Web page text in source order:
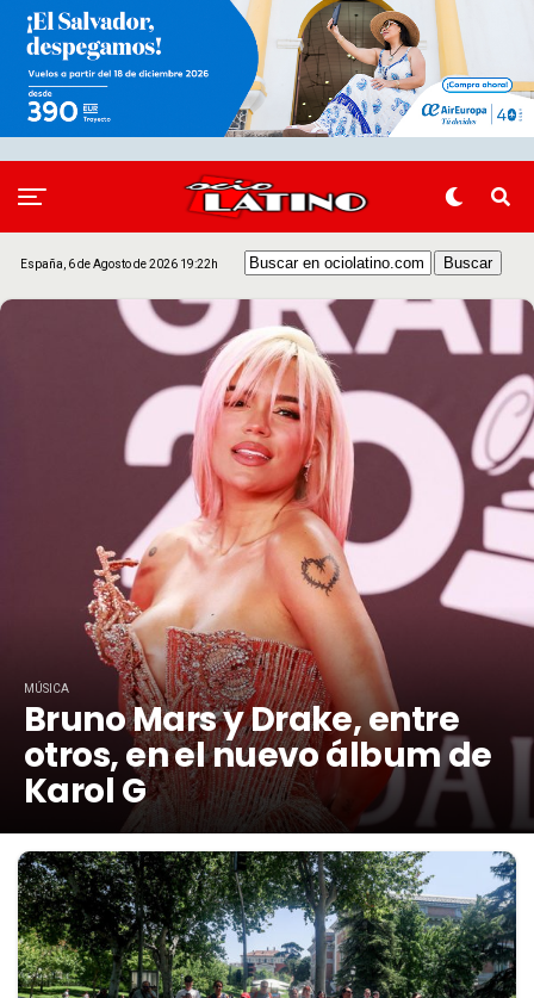
España, 6 de Agosto de 2026 19:22h
MÚSICA
Bruno Mars y Drake, entre
otros, en el nuevo álbum de
Karol G